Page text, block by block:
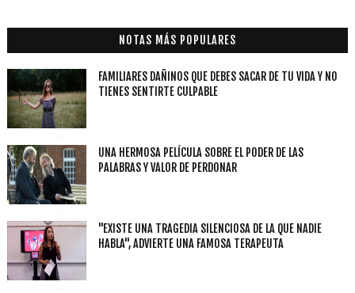
NOTAS MÁS POPULARES
FAMILIARES DAÑINOS QUE DEBES SACAR DE TU VIDA Y NO
TIENES SENTIRTE CULPABLE
UNA HERMOSA PELÍCULA SOBRE EL PODER DE LAS
PALABRAS Y VALOR DE PERDONAR
"EXISTE UNA TRAGEDIA SILENCIOSA DE LA QUE NADIE
HABLA", ADVIERTE UNA FAMOSA TERAPEUTA